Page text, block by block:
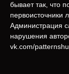
бывает так, что
первоисточники
Администрация
нарушения
vk.com/